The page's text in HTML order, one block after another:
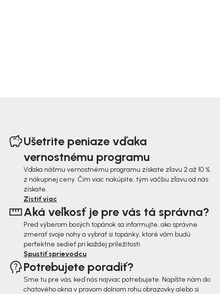
Ušetrite peniaze vďaka
vernostnému programu
Vďaka nášmu vernostnému programu získate zľavu 2 až 10 %
z nákupnej ceny. Čím viac nakúpite, tým väčšiu zľavu od nás
získate.
Zistiť viac
Aká veľkosť je pre vás tá správna?
Pred výberom bosých topánok sa informujte, ako správne
zmerať svoje nohy a vybrať si topánky, ktoré vám budú
perfektne sedieť pri každej príležitosti.
Spustiť sprievodcu
Potrebujete poradiť?
Sme tu pre vás, keď nás najviac potrebujete. Napíšte nám do
chatového okna v pravom dolnom rohu obrazovky alebo si